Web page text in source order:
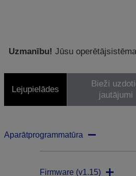
Uzmanību! Jūsu
Lejupielādes
Bieži
jautājumi
Aparātprogrammatūra
Firmware (v1.15)